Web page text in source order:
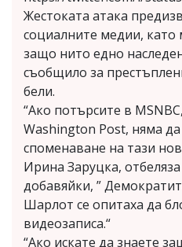
Жестоката атака
социалните медии, като
защо нито едно
съобщило за
бели.
“Ако потърсите в
Washington Post, няма
споменаване на тази
Ирина Заруцка,
добавяйки, ”
Шарлот се опитаха да
видеозаписа.“
“Ако искате да знаете